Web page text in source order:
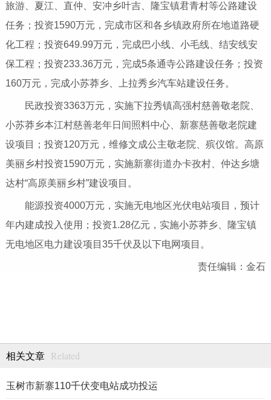
旅游、夏江、直仲、安冲乡叶吉、隆宝镇君青村等公路建设
任务；投资1590万元，完成市区和各乡镇政府所在地道路硬
化工程；投资649.99万元，完成巴小线、小毛线、结安线安
保工程；投资233.36万元，完成5条通寺公路建设任务；投资
160万元，完成小苏莽乡、上拉秀乡汽车站建设任务。
民政投资3363万元，实施下拉秀镇高强村慈善敬老院、
小苏莽乡本江村慈善老年日间照料中心、新寨慈善敬老院建
设项目；投资120万元，维修文成公主敬老院、殡仪馆。高原
美丽乡村投资1590万元，实施新寨街道办卡孜村、仲达乡塘
达村“高原美丽乡村”建设项目。
能源投资4000万元，实施无电地区光伏电站项目，预计
年内建成投入使用；投资1.28亿元，实施小苏莽乡、隆宝镇
无电地区电力建设项目35千伏及以下电网项目。
责任编辑：金石
相关文章 Related
玉树市新寨110千伏变电站成功投运